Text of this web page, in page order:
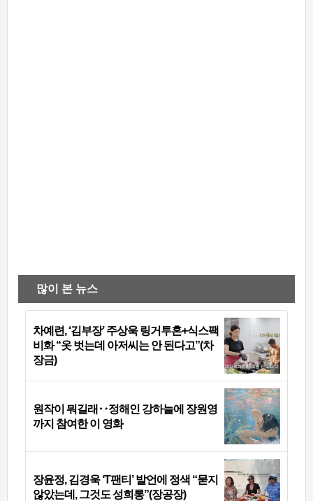
많이 본 뉴스
차예련, ‘김부장’ 주상욱 링거투혼+식스팩
비화 “옷 벗는데 아저씨는 안 된다고”(차
장금)
원작이 뭐길래‥정해인 강하늘에 장원영
까지 참여한 이 영화
장윤정, 김경욱 ‘T팬티’ 발언에 정색 “묻지
않았는데, 그것도 성희롱”(장공장)